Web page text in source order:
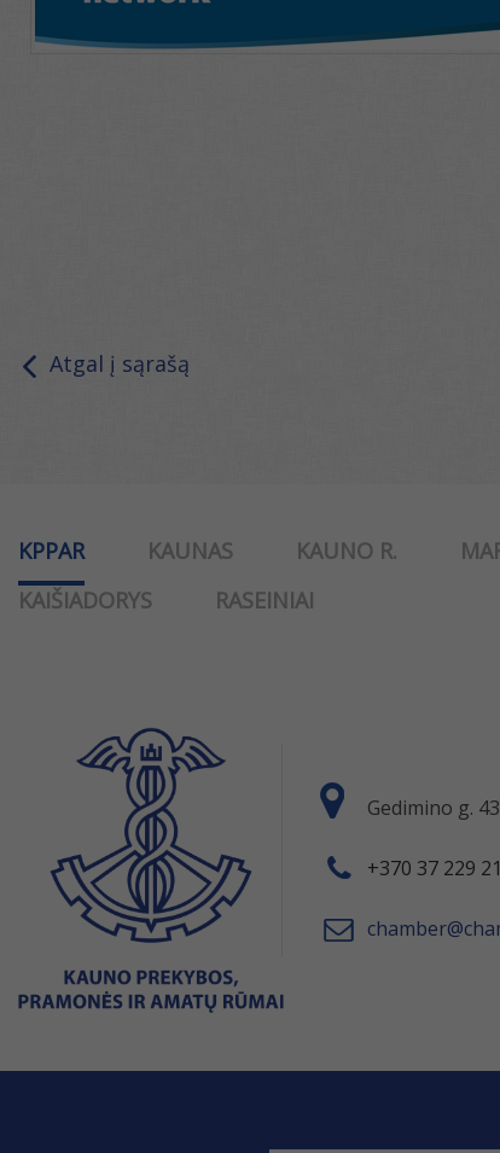
Atgal į sąrašą
KPPAR KAUNAS KAUNO R.
KAIŠIADORYS
RASEINIAI
Gedimino g.
+370 37 229